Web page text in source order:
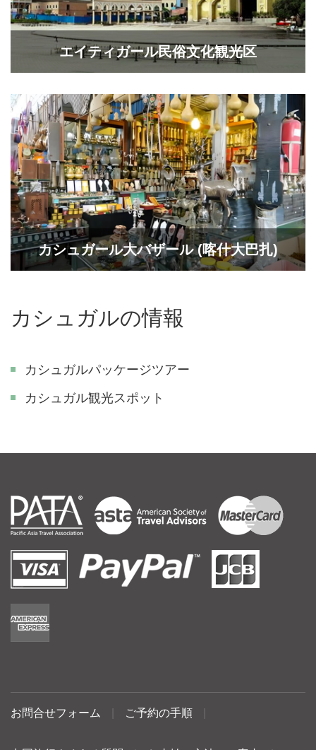
エイティガール民俗文化観光区
カシュガール大バザール (喀什大巴扎)
カシュガルの情報
カシュガルパッケージツアー
カシュガル観光スポット
お問合せフォーム ご予約の手順